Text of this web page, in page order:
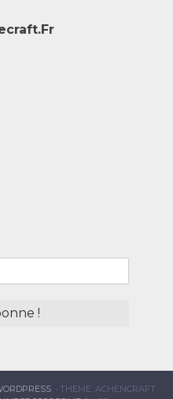
. • THEME: ACHENCRAFT